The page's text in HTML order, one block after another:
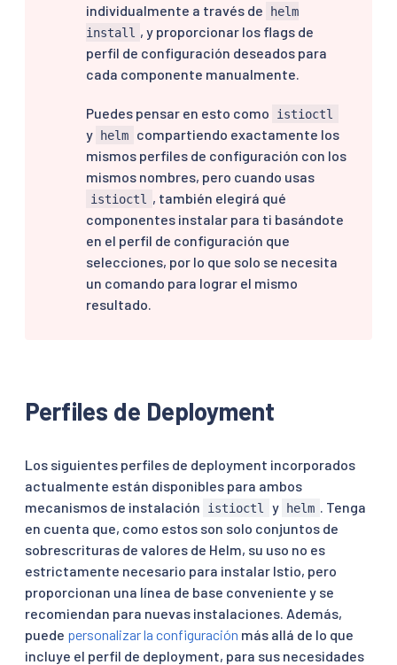
individualmente a través de
helm
install , y proporcionar los flags de
perfil de configuración deseados para
cada componente manualmente.
Puedes pensar en esto como istioctl
y helm
compartiendo exactamente los
mismos perfiles de configuración con los
mismos nombres, pero cuando usas
istioctl
, también elegirá qué
componentes instalar para ti basándote
en el perfil de configuración que
selecciones, por lo que solo se necesita
un comando para lograr el mismo
resultado.
Perfiles de Deployment
Los siguientes perfiles de deployment incorporados
actualmente están disponibles para ambos
mecanismos de instalación
istioctl y helm
. Tenga
en cuenta que, como estos son solo conjuntos de
sobrescrituras de valores de Helm, su uso no es
estrictamente necesario para instalar Istio, pero
proporcionan una línea de base conveniente y se
recomiendan para nuevas instalaciones. Además,
puede personalizar la configuración más allá de lo que
incluye el perfil de deployment, para sus necesidades